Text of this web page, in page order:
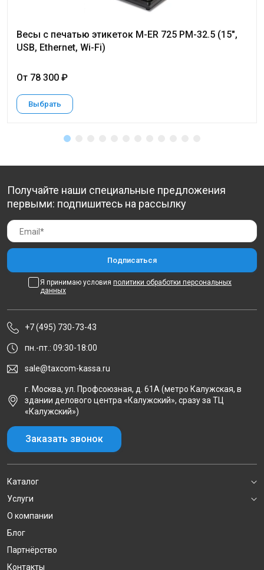
Весы с печатью этикеток M-ER 725 PM-32.5 (15",
USB, Ethernet, Wi-Fi)
От 78 300 ₽
Выбрать
Получайте наши специальные предложения
первыми: подпишитесь на рассылку
Я принимаю условия политики обработки персональных
данных
+7 (495) 730-73-43
пн.-пт.: 09:30-18:00
sale@taxcom-kassa.ru
г. Москва, ул. Профсоюзная, д. 61А (метро Калужская, в
здании делового центра «Калужский», сразу за ТЦ
«Калужский»)
Заказать звонок
Каталог
Услуги
О компании
Блог
Партнёрство
Контакты